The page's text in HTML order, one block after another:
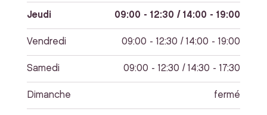
Jeudi 09:00 - 12:30 / 14:00 - 19:00
Vendredi 09:00 - 12:30 / 14:00 - 19:00
Samedi 09:00 - 12:30 / 14:30 - 17:30
Dimanche fermé